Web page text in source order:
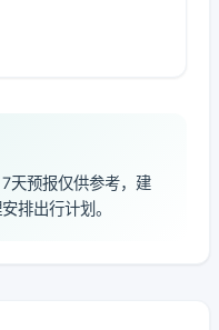
天预报仅供参考，建
排出行计划。